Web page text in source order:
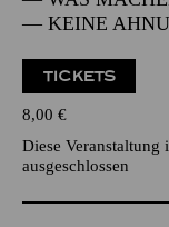
— KEINE
TICKETS
8,00 €
Diese Veranstaltung
ausgeschlossen